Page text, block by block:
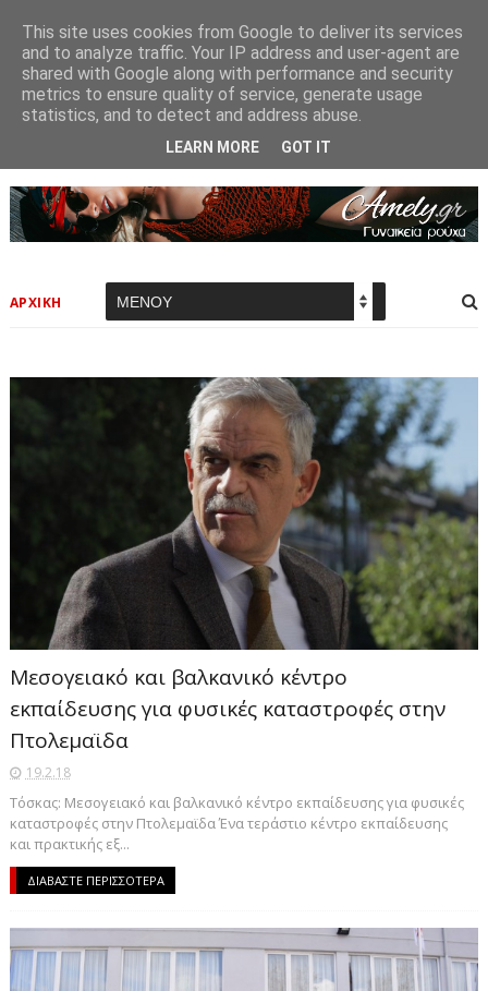
ΑΡΧΙΚΗ
Μεσογειακό και βαλκανικό κέντρο
εκπαίδευσης για φυσικές καταστροφές στην
Πτολεμαϊδα
19.2.18
Τόσκας: Μεσογειακό και βαλκανικό κέντρο εκπαίδευσης για φυσικές
καταστροφές στην Πτολεμαϊδα Ένα τεράστιο κέντρο εκπαίδευσης
και πρακτικής εξ...
ΔΙΑΒΑΣΤΕ ΠΕΡΙΣΣΟΤΕΡΑ
This site uses cookies from Google to deliver its services
and to analyze traffic. Your IP address and user-agent are
shared with Google along with performance and security
metrics to ensure quality of service, generate usage
statistics, and to detect and address abuse.
LEARN MORE GOT IT